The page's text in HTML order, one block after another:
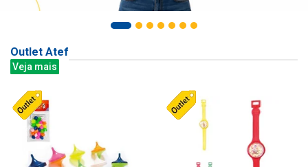
Outlet Atef
Veja mais